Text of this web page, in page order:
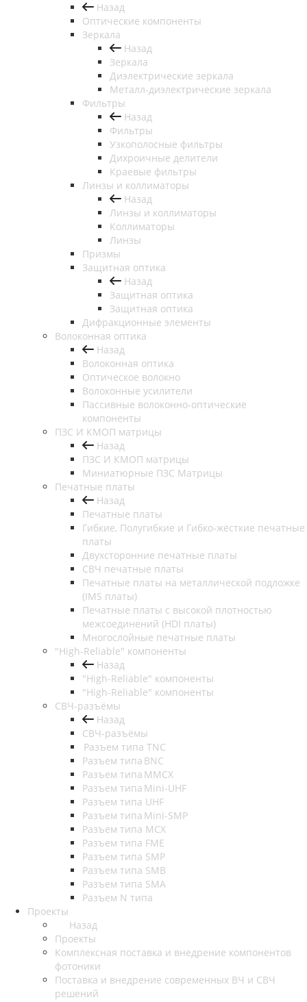
Назад
Оптические компоненты
Зеркала
Назад
Зеркала
Диэлектрические зеркала
Металл-диэлектрические зеркала
Фильтры
Назад
Фильтры
Узкополосные фильтры
Дихроичные делители
Краевые фильтры
Линзы и коллиматоры
Назад
Линзы и коллиматоры
Коллиматоры
Линзы
Призмы
Защитная оптика
Назад
Защитная оптика
Защитная оптика
Дифракционные элементы
Волоконная оптика
Назад
Волоконная оптика
Оптическое волокно
Волоконные усилители
Пассивные волоконно-оптические
компоненты
ПЗС И КМОП матрицы
Назад
ПЗС И КМОП матрицы
Миниатюрные ПЗС Матрицы
Печатные платы
Назад
Печатные платы
Гибкие, Полугибкие и Гибко-жёсткие печатные
платы
Двухсторонние печатные платы
СВЧ печатные платы
Печатные платы на металлической подложке
(IMS платы)
Печатные платы с высокой плотностью
межсоединений (HDI платы)
Многослойные печатные платы
"High-Reliable" компоненты
Назад
"High-Reliable" компоненты
"High-Reliable" компоненты
СВЧ-разъёмы
Назад
СВЧ-разъёмы
Разъем типа TNC
Разъем типа BNC
Разъем типа MMCX
Разъем типа Mini-UHF
Разъем типа UHF
Разъем типа Mini-SMP
Разъем типа MCX
Разъем типа FME
Разъем типа SMP
Разъем типа SMB
Разъем типа SMA
Разъем N типа
Проекты
Назад
Проекты
Комплексная поставка и внедрение компонентов
фотоники
Поставка и внедрение современных ВЧ и СВЧ
решений